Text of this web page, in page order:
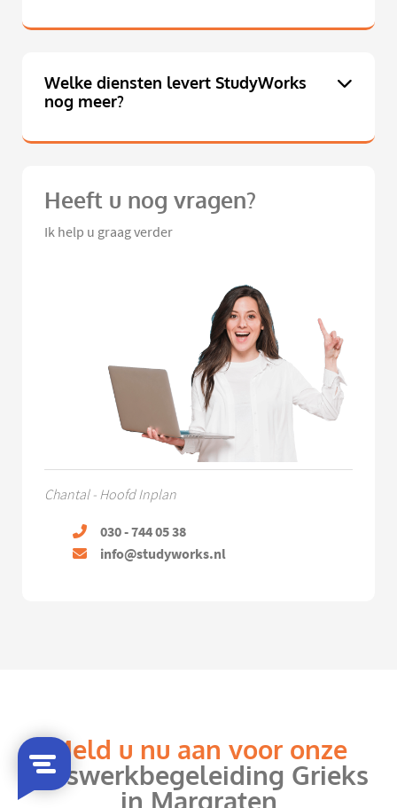
Welke diensten levert StudyWorks
nog meer?
Heeft u nog vragen?
Ik help u graag verder
Chantal - Hoofd Inplan
030 - 744 05 38
info@studyworks.nl
Meld u nu aan voor onze
huiswerkbegeleiding Grieks